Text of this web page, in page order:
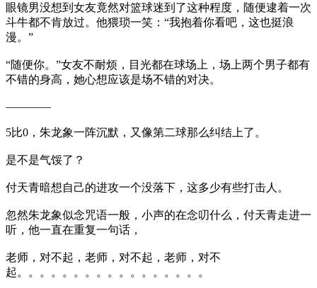
眼镜男没想到女友竟然对篮球迷到了这种程度，随便逮着一次
斗牛都不肯放过。他猥琐一笑：“我抱着你看吧，这也挺浪
漫。”
“随便你。”女友不耐烦，目光都在球场上，场上两个男子都有
不错的身高，她心想应该是场不错的对决。
————
5比0，朱龙象一阵沉默，又像第二球那么纠结上了。
是不是气馁了？
付天青暗想自己的进攻一个没落下，这多少有些打击人。
忽然朱龙象似念咒语一般，小声的在念叨什么，付天青走进一
听，他一直在重复一句话，
老师，对不起，老师，对不起，老师，对不
起。。。。。。。。。。。。。。。。。